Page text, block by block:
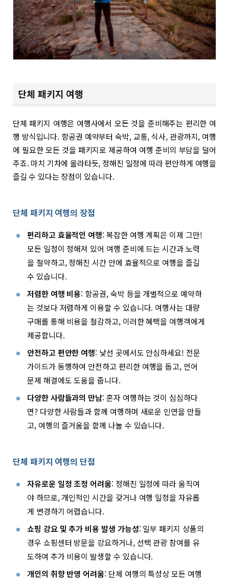
단체 패키지 여행
단체 패키지 여행은 여행사에서 모든 것을 준비해주는 편리한 여
행 방식입니다. 항공권 예약부터 숙박, 교통, 식사, 관광까지, 여행
에 필요한 모든 것을 패키지로 제공하여 여행 준비의 부담을 덜어
주죠. 마치 기차에 올라타듯, 정해진 일정에 따라 편안하게 여행을
즐길 수 있다는 장점이 있습니다.
단체 패키지 여행의 장점
편리하고 효율적인 여행: 복잡한 여행 계획은 이제 그만!
모든 일정이 정해져 있어 여행 준비에 드는 시간과 노력
을 절약하고, 정해진 시간 안에 효율적으로 여행을 즐길
수 있습니다.
저렴한 여행 비용: 항공권, 숙박 등을 개별적으로 예약하
는 것보다 저렴하게 이용할 수 있습니다. 여행사는 대량
구매를 통해 비용을 절감하고, 이러한 혜택을 여행객에게
제공합니다.
안전하고 편안한 여행: 낯선 곳에서도 안심하세요! 전문
가이드가 동행하여 안전하고 편리한 여행을 돕고, 언어
문제 해결에도 도움을 줍니다.
다양한 사람들과의 만남: 혼자 여행하는 것이 심심하다
면? 다양한 사람들과 함께 여행하며 새로운 인연을 만들
고, 여행의 즐거움을 함께 나눌 수 있습니다.
단체 패키지 여행의 단점
자유로운 일정 조정 어려움: 정해진 일정에 따라 움직여
야 하므로, 개인적인 시간을 갖거나 여행 일정을 자유롭
게 변경하기 어렵습니다.
쇼핑 강요 및 추가 비용 발생 가능성: 일부 패키지 상품의
경우 쇼핑센터 방문을 강요하거나, 선택 관광 참여를 유
도하여 추가 비용이 발생할 수 있습니다.
개인의 취향 반영 어려움: 단체 여행의 특성상 모든 여행